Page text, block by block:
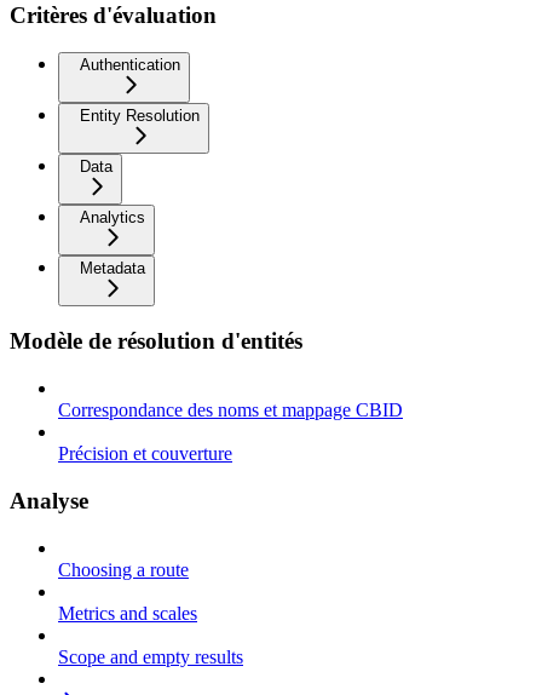
Critères d'évaluation
Authentication
Entity Resolution
Data
Analytics
Metadata
Modèle de résolution d'entités
Correspondance des noms et mappage CBID
Précision et couverture
Analyse
Choosing a route
Metrics and scales
Scope and empty results